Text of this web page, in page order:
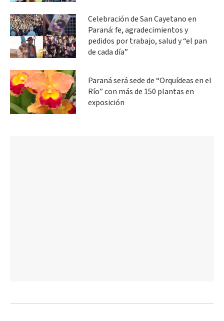
Celebración de San Cayetano en
Paraná: fe, agradecimientos y
pedidos por trabajo, salud y “el pan
de cada día”
Paraná será sede de “Orquídeas en el
Río” con más de 150 plantas en
exposición